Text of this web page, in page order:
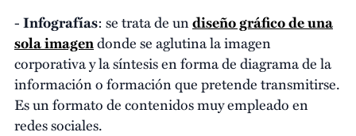
-Infografías: se trata de undiseño gráfico de una
sola imagendonde se aglutina la imagen
corporativa y la síntesis en forma de diagrama de la
información o formación que pretende transmitirse.
Es un formato de contenidos muy empleado en
redes sociales.